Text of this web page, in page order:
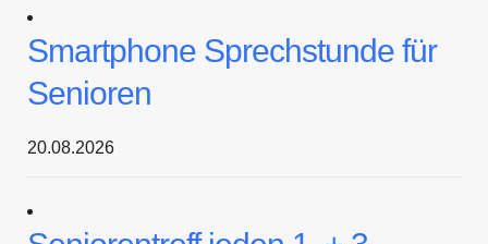
Smartphone Sprechstunde für
Senioren
20.08.2026